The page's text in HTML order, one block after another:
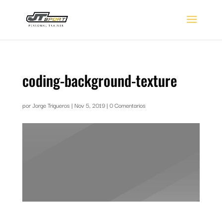
coding-background-texture
porJorge Trigueros | Nov 5, 2019| 0 Comentarios